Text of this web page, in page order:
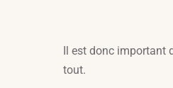
Il est donc important
tout.